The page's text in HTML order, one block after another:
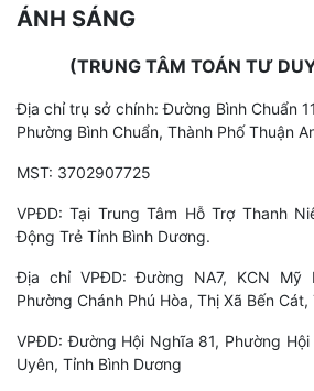
ÁNH SÁNG
(TRUNG TÂM TOÁN TƯ DUY
Địa chỉ trụ sở chính: Đường Bình Chuẩn
Phường Bình Chuẩn, Thành Phố Thuận
MST: 3702907725
VPĐD: Tại Trung Tâm Hỗ Trợ Thanh
Động Trẻ Tỉnh Bình Dương.
Địa chỉ VPĐD: Đường NA7, KCN Mỹ
Phường Chánh Phú Hòa, Thị Xã Bến
VPĐD: Đường Hội Nghĩa 81, Phường
Uyên, Tỉnh Bình Dương